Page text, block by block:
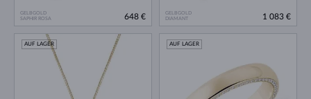
GELBGOLD
SAPHIR ROSA
648 €
GELBGOLD
DIAMANT
1 083 €
AUF LAGER AUF LAGER